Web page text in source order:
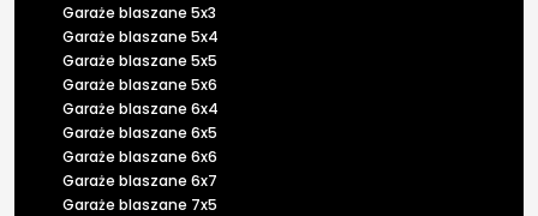
Garaże blaszane 5x3
Garaże blaszane 5x4
Garaże blaszane 5x5
Garaże blaszane 5x6
Garaże blaszane 6x4
Garaże blaszane 6x5
Garaże blaszane 6x6
Garaże blaszane 6x7
Garaże blaszane 7x5